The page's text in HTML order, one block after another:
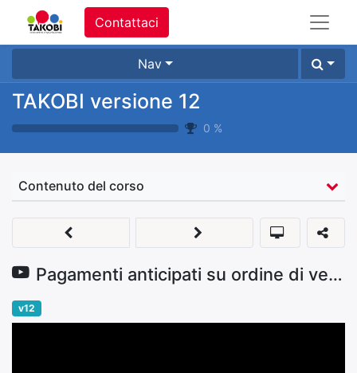
Contattaci
Nav
TAKOBI versione 12
0 %
Contenuto del corso
Pagamenti anticipati su ordine di vendita
v12